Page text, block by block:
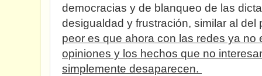
democracias y de blanqueo de las
desigualdad y frustración, similar al
peor es que ahora con las redes ya no
opiniones y los hechos que no
simplemente desaparecen.